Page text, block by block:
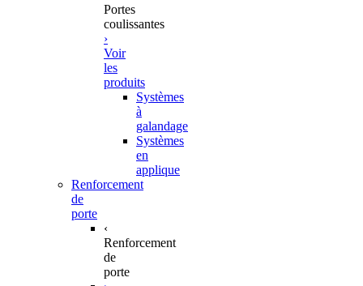
Portes
coulissantes
›
Voir
les
produits
Systèmes
à
galandage
Systèmes
en
applique
Renforcement
de
porte
‹
Renforcement
de
porte